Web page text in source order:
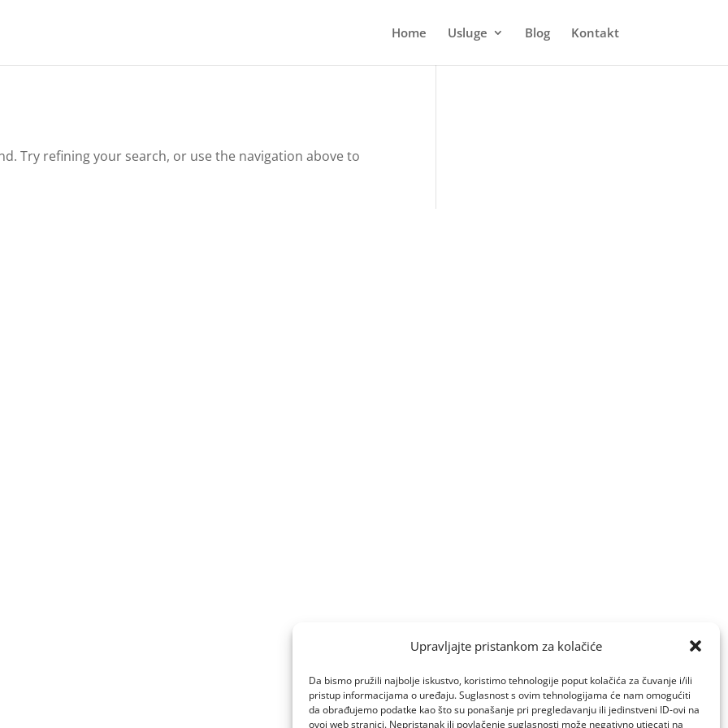
Upravljajte pristankom za kolačiće
Da bismo pružili najbolje iskustvo, koristimo tehnologije poput kolačića za čuvanje i/ili
pristup informacijama o uređaju. Suglasnost s ovim tehnologijama će nam omogućiti
da obrađujemo podatke kao što su ponašanje pri pregledavanju ili jedinstveni ID-ovi na
ovoj web stranici. Nepristanak ili povlačenje suglasnosti može negativno utjecati na
Home Usluge Blog Kontakt
Try refining your search, or use the navigation above to